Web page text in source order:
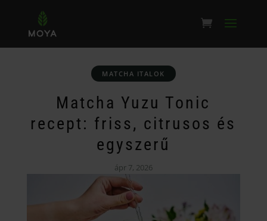
MATCHA ITALOK
Matcha Yuzu Tonic
recept: friss, citrusos és
egyszerű
ápr 7, 2026